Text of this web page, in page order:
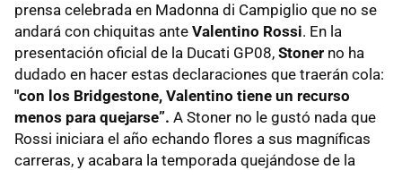
prensa celebrada en Madonna di Campiglio que no se
andará con chiquitas ante Valentino Rossi. En la
presentación oficial de la Ducati GP08, Stoner no ha
dudado en hacer estas declaraciones que traerán cola:
"con los Bridgestone, Valentino tiene un recurso
menos para quejarse”. A Stoner no le gustó nada que
Rossi iniciara el año echando flores a sus magníficas
carreras, y acabara la temporada quejándose de la